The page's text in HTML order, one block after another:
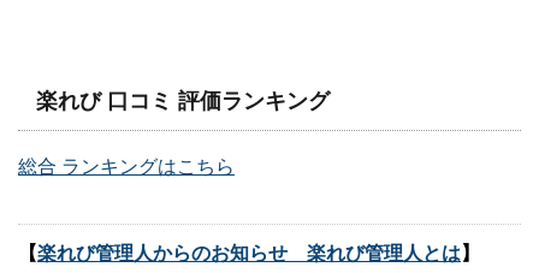
楽れび 口コミ 評価ランキング
総合 ランキングはこちら
【楽れび管理人からのお知らせ 楽れび管理人とは 】